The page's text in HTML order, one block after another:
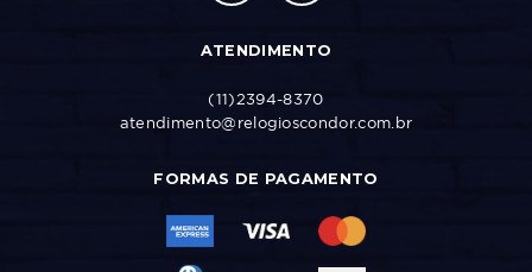
FORMAS DE PAGAMENTO
ATENDIMENTO
(11)2394-8370
atendimento@relogioscondor.com.br